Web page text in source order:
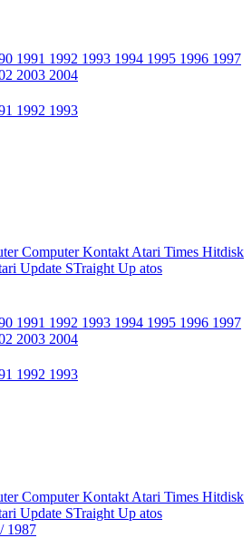
1991 1992 1993 1994 1995 1996 1997
2003 2004
1992 1993
Computer Kontakt Atari Times Hitdisk
Update STraight Up atos
1991 1992 1993 1994 1995 1996 1997
2003 2004
1992 1993
Computer Kontakt Atari Times Hitdisk
Update STraight Up atos
1987